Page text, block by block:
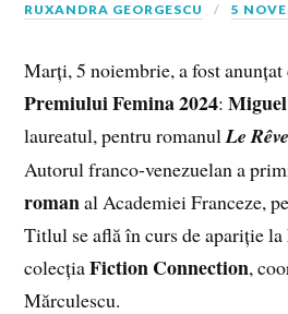
RUXANDRA GEORGESCU 5
Marți, 5 noiembrie, a fost
Premiului Femina 2024:
laureatul, pentru romanulLe
Autorul franco-venezuelan a
romanal Academiei Franceze,
Titlul se află în curs de apariție la
colecțiaFiction Connection,
Mărculescu.